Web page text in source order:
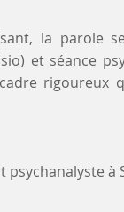
la parole
et séance
rigoureux